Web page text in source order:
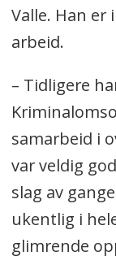
Valle. Han
arbeid.
– Tidligere
samarbeid i
var veldig
slag av
ukentlig i
glimrende